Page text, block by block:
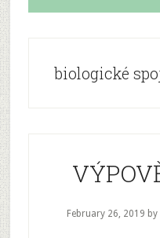
biologické
February 26, 2019 by